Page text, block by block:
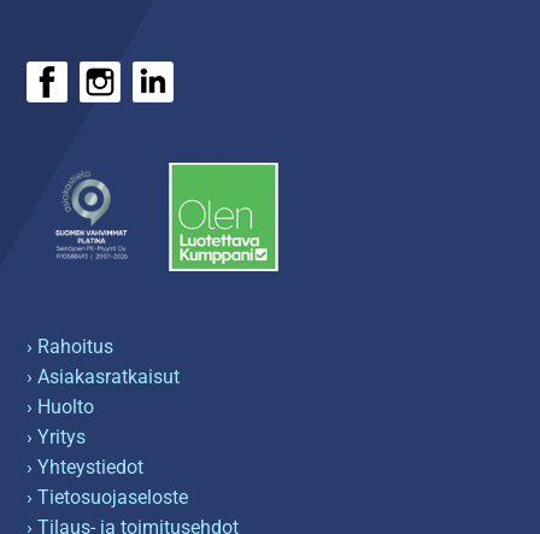
› Rahoitus
› Asiakasratkaisut
› Huolto
› Yritys
› Yhteystiedot
› Tietosuojaseloste
› Tilaus- ja toimitusehdot